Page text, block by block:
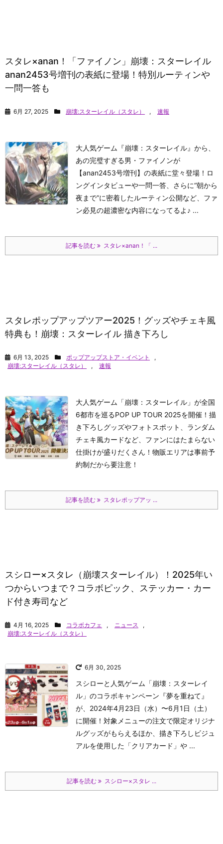
スタレ×anan！「ファイノン」崩壊：スターレイル
anan2453号増刊の表紙に登場！特別ルーティンや
一問一答も
6月 27, 2025 崩壊:スターレイル（スタレ） , 速報
大人気ゲーム『崩壊：スターレイル』から、
あの完璧すぎる男・ファイノンが
【anan2453号増刊】の表紙に堂々登場！ロ
ングインタビューや一問一答、さらに“朝から
夜まで”に密着したルーティン公開など、ファ
ン必見の超濃密な内容になってるよ♪ ...
記事を読む スタレ×anan！「 ...
スタレポップアップツアー2025！グッズやチェキ風
特典も！崩壊：スターレイル 描き下ろし
6月 13, 2025 ポップアップストア・イベント
,
崩壊:スターレイル（スタレ）
, 速報
大人気ゲーム「崩壊：スターレイル」が全国
6都市を巡るPOP UP TOUR 2025を開催！描
き下ろしグッズやフォトスポット、ランダム
チェキ風カードなど、ファンにはたまらない
仕掛けが盛りだくさん！物販エリアは事前予
約制だから要注意！
記事を読む スタレポップアッ ...
スシロー×スタレ（崩壊スターレイル）！2025年い
つからいつまで？コラボピック、ステッカー・カー
ド付き寿司など
4月 16, 2025 コラボカフェ , ニュース
,
崩壊:スターレイル（スタレ）
6月 30, 2025
スシローと人気ゲーム「崩壊：スターレイ
ル」のコラボキャンペーン『夢を重ねて』
が、2024年4月23日（水）〜6月1日（土）
に開催！対象メニューの注文で限定オリジナ
ルグッズがもらえるほか、描き下ろしビジュ
アルを使用した「クリアカード」や ...
記事を読む スシロー×スタレ ...